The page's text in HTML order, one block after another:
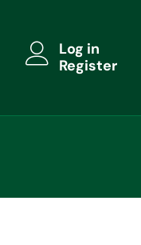
Log in
Register